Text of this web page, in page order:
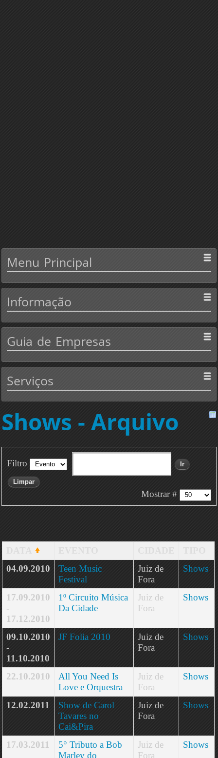
Menu Principal
Informação
Guia de Empresas
Serviços
Shows - Arquivo
Filtro Ir
Limpar
Mostrar #
04.09.2010
Teen Music
Festival
Juiz de
Fora
Shows
17.09.2010
-
17.12.2010
1º Circuito Música
Da Cidade
Juiz de
Fora
Shows
09.10.2010
-
11.10.2010
JF Folia 2010
Juiz de
Fora
Shows
22.10.2010
All You Need Is
Love e Orquestra
Juiz de
Fora
Shows
12.02.2011
Show de Carol
Tavares no
Cai&Pira
Juiz de
Fora
Shows
17.03.2011
5° Tributo a Bob
Marley do
Juiz de
Fora
Shows